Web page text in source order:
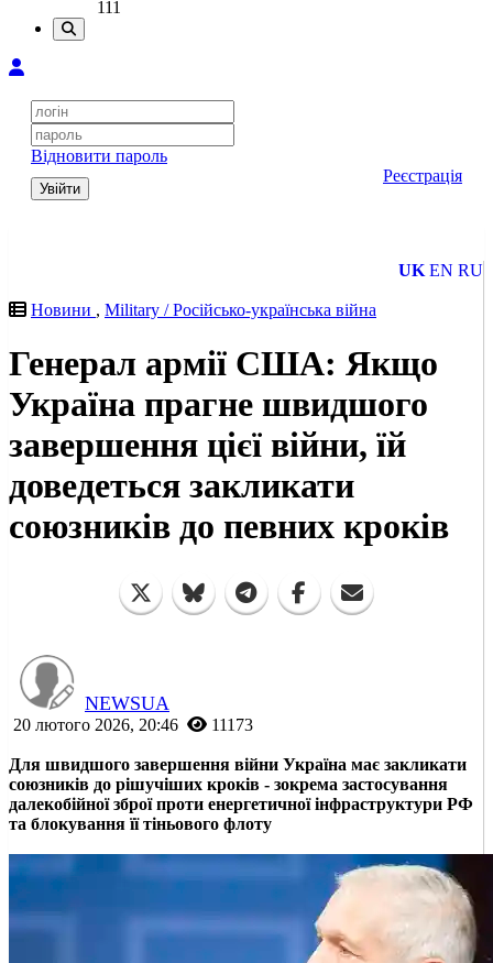
111
Відновити пароль
Увійти
Реєстрація
UK EN RU
Новини , Military / Російсько-українська війна
Генерал армії США: Якщо
Україна прагне швидшого
завершення цієї війни, їй
доведеться закликати
союзників до певних кроків
NEWSUA
20 лютого 2026, 20:46 11173
Для швидшого завершення війни Україна має закликати
союзників до рішучіших кроків - зокрема застосування
далекобійної зброї проти енергетичної інфраструктури РФ
та блокування її тіньового флоту